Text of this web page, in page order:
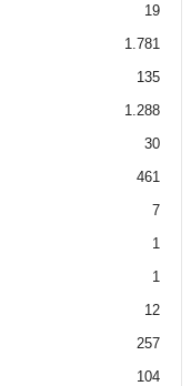
19
1.781
135
1.288
30
461
7
1
1
12
257
104